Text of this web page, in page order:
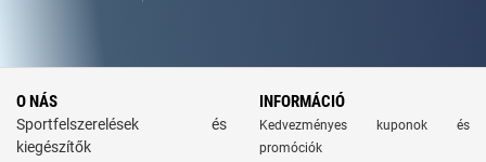
O NÁS
Sportfelszerelések és
kiegészítők
INFORMÁCIÓ
Kedvezményes kuponok és
promóciók